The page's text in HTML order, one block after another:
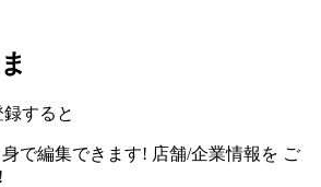
すると
で編集できます! 店舗/企業情報を ご